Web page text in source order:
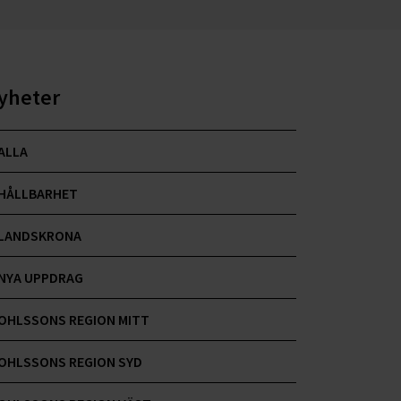
UPPDRAG
REGION MITT
REGION SYD